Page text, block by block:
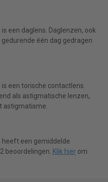
een daglens. Daglenzen, ook
één dag gedragen
een torische contactlens.
als astigmatische lenzen,
astigmatisme.
heeft een gemiddelde
beoordelingen. Klik hierom